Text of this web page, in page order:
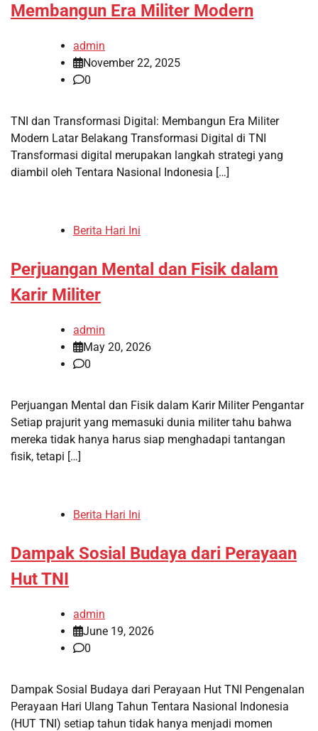
Membangun Era Militer Modern
admin
November 22, 2025
0
TNI dan Transformasi Digital: Membangun Era Militer
Modern Latar Belakang Transformasi Digital di TNI
Transformasi digital merupakan langkah strategi yang
diambil oleh Tentara Nasional Indonesia […]
Berita Hari Ini
Perjuangan Mental dan Fisik dalam
Karir Militer
admin
May 20, 2026
0
Perjuangan Mental dan Fisik dalam Karir Militer Pengantar
Setiap prajurit yang memasuki dunia militer tahu bahwa
mereka tidak hanya harus siap menghadapi tantangan
fisik, tetapi […]
Berita Hari Ini
Dampak Sosial Budaya dari Perayaan
Hut TNI
admin
June 19, 2026
0
Dampak Sosial Budaya dari Perayaan Hut TNI Pengenalan
Perayaan Hari Ulang Tahun Tentara Nasional Indonesia
(HUT TNI) setiap tahun tidak hanya menjadi momen